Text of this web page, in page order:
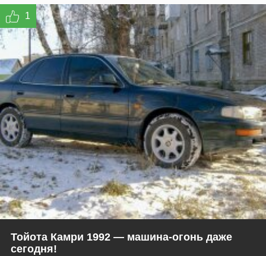
1
Тойота Камри 1992 — машина-огонь даже
сегодня!